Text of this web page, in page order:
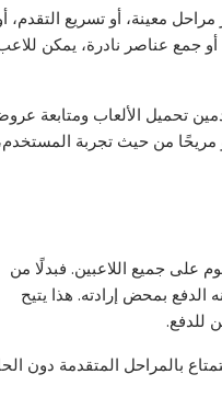
معينة، أو تسريع التقدم،
جمع عناصر نادرة، يمكن
تحميل الألعاب ومتابعة
مريحًا من حيث تجربة المستخدم،
على جميع اللاعبين. فبدلًا من
الدفع بمحض إرادته. هذا يتيح
للدفع.
بالمراحل المتقدمة دون